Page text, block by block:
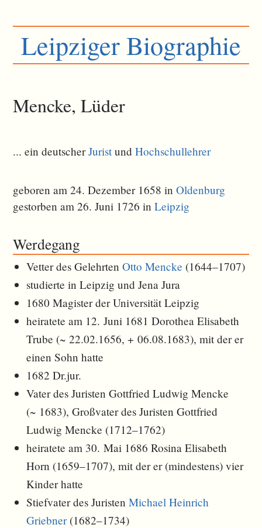
Leipziger Biographie
Mencke, Lüder
... ein deutscherJurist undHochschullehrer
geboren am 24. Dezember 1658 inOldenburg
gestorben am 26. Juni 1726 inLeipzig
Werdegang
Vetter des GelehrtenOtto Mencke (1644–1707)
studierte in Leipzig und Jena Jura
1680 Magister der Universität Leipzig
heiratete am 12. Juni 1681 Dorothea Elisabeth
Trube (~ 22.02.1656, + 06.08.1683), mit der er
einen Sohn hatte
1682 Dr.jur.
Vater des Juristen Gottfried Ludwig Mencke
(~ 1683), Großvater des Juristen Gottfried
Ludwig Mencke (1712–1762)
heiratete am 30. Mai 1686 Rosina Elisabeth
Horn (1659–1707), mit der er (mindestens) vier
Kinder hatte
Stiefvater des JuristenMichael Heinrich
Griebner(1682–1734)